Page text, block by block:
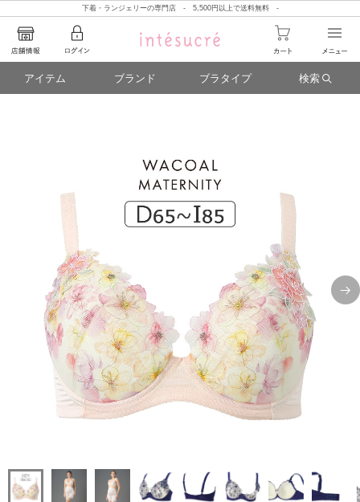
下着・ランジェリーの専門店 - 5,500円以上で送料無料 -
アイテム ブランド ブラタイプ 検索